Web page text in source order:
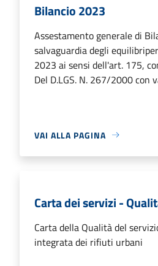
Bilancio 2023
Assestamento generale di
salvaguardia degli
2023 ai sensi dell'art. 175,
Del D.LGS. N. 267/2000 con
VAI ALLA PAGINA
Carta dei servizi -
Carta della Qualità del
integrata dei rifiuti urbani